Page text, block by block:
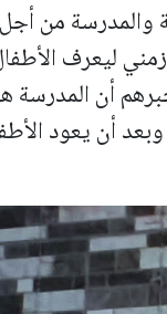
والمدرسة من
ليعرف
أن المدرسة
وبعد أن يعود